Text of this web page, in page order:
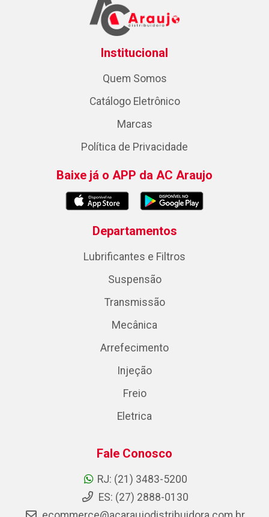
Institucional
Quem Somos
Catálogo Eletrônico
Marcas
Política de Privacidade
Baixe já o APP da AC Araujo
Departamentos
Lubrificantes e Filtros
Suspensão
Transmissão
Mecânica
Arrefecimento
Injeção
Freio
Eletrica
Fale Conosco
RJ: (21) 3483-5200
ES: (27) 2888-0130